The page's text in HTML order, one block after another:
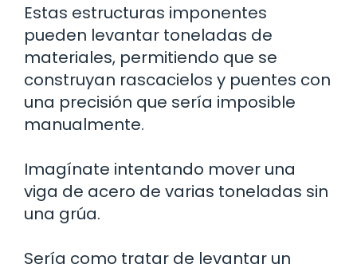
Estas estructuras imponentes
pueden levantar toneladas de
materiales, permitiendo que se
construyan rascacielos y puentes con
una precisión que sería imposible
manualmente.
Imagínate intentando mover una
viga de acero de varias toneladas sin
una grúa.
Sería como tratar de levantar un